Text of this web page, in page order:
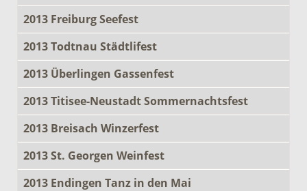
2013 Freiburg Seefest
2013 Todtnau Städtlifest
2013 Überlingen Gassenfest
2013 Titisee-Neustadt Sommernachtsfest
2013 Breisach Winzerfest
2013 St. Georgen Weinfest
2013 Endingen Tanz in den Mai